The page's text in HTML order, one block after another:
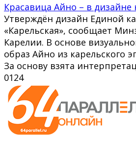
Красавица Айно – в дизайне
Утверждён дизайн Единой
«Карельская», сообщает
Карелии. В основе
образ Айно из карельского
За основу взята
0124